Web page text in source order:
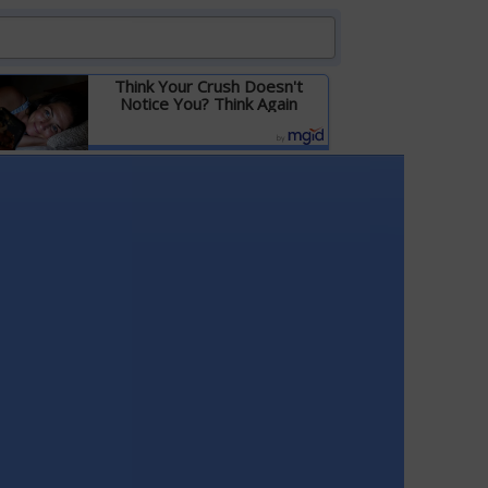
Think Your Crush Doesn't
Notice You? Think Again
Детальніше